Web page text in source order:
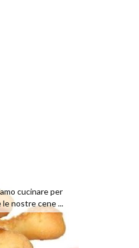
cucinare per
nostre cene ...